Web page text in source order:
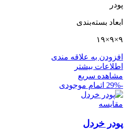
پودر
ابعاد بسته‌بندی
۹×۹×۱۹
افزودن به علاقه مندی
اطلاعات بیشتر
مشاهده سریع
-29%
اتمام موجودی
مقایسه
پودر خردل